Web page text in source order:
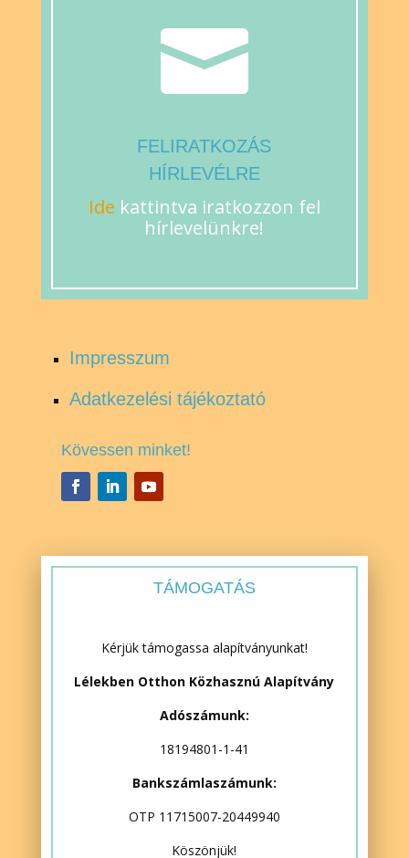

FELIRATKOZÁS
HÍRLEVÉLRE
Ide kattintva iratkozzon fel
hírlevelünkre!
Impresszum
Adatkezelési tájékoztató
Kövessen minket!
TÁMOGATÁS
Kérjük támogassa alapítványunkat!
Lélekben Otthon Közhasznú Alapítvány
Adószámunk:
18194801-1-41
Bankszámlaszámunk:
OTP 11715007-20449940
Köszönjük!